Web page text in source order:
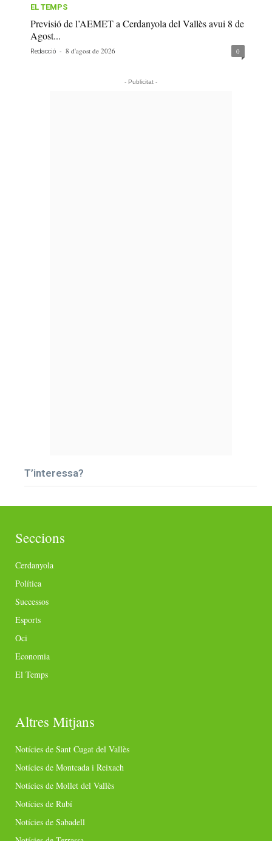
EL TEMPS
Previsió de l’AEMET a Cerdanyola del Vallès avui 8 de
Agost...
Redacció - 8 d'agost de 2026 0
- Publicitat -
T’interessa?
Seccions
Cerdanyola
Política
Successos
Esports
Oci
Economia
El Temps
Altres Mitjans
Notícies de Sant Cugat del Vallès
Notícies de Montcada i Reixach
Notícies de Mollet del Vallès
Notícies de Rubí
Notícies de Sabadell